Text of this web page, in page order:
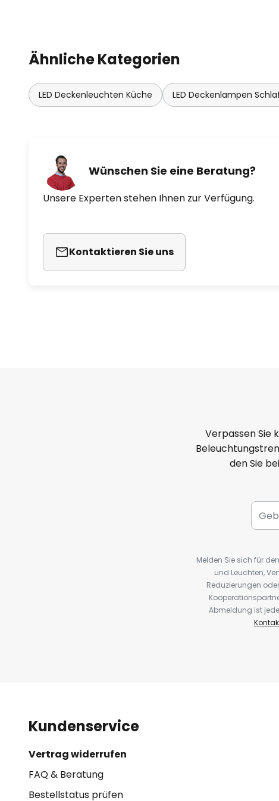
Ähnliche Kategorien
LED Deckenleuchten Küche LED Deckenlampen
Wünschen Sie eine Beratung?
Unsere Experten stehen Ihnen zur Verfügung.
Kontaktieren Sie uns
Verpassen Sie
den Sie
Melden Sie sich für
und Leuchten,
Reduzierungen
Abmeldung ist
Kundenservice
Vertrag widerrufen
FAQ & Beratung
Bestellstatus prüfen